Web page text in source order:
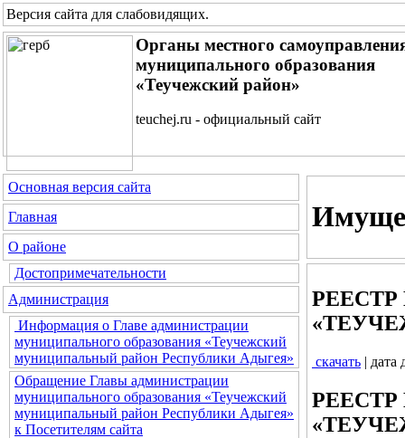
Версия сайта для слабовидящих.
Органы местного
муниципального образования
«Теучежский район»
teuchej.ru - официальный сайт
Основная версия сайта
Главная
О районе
Достопримечательности
Администрация
Информация о Главе администрации
муниципального образования «Теучежский
муниципальный район Республики Адыгея»
Обращение Главы администрации
муниципального образования «Теучежский
муниципальный район Республики Адыгея»
к Посетителям сайта
скачать | дата